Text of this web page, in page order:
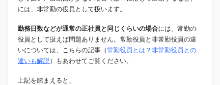
には、非常勤の役員として扱います。
勤務日数などが通常の正社員と同じくらいの場合には、常勤の
役員として扱えば問題ありません。常勤役員と非常勤役員の違
いについては、こちらの記事（常勤役員とは？非常勤役員との
違いも解説）もあわせてご覧ください。
上記を踏まえると、